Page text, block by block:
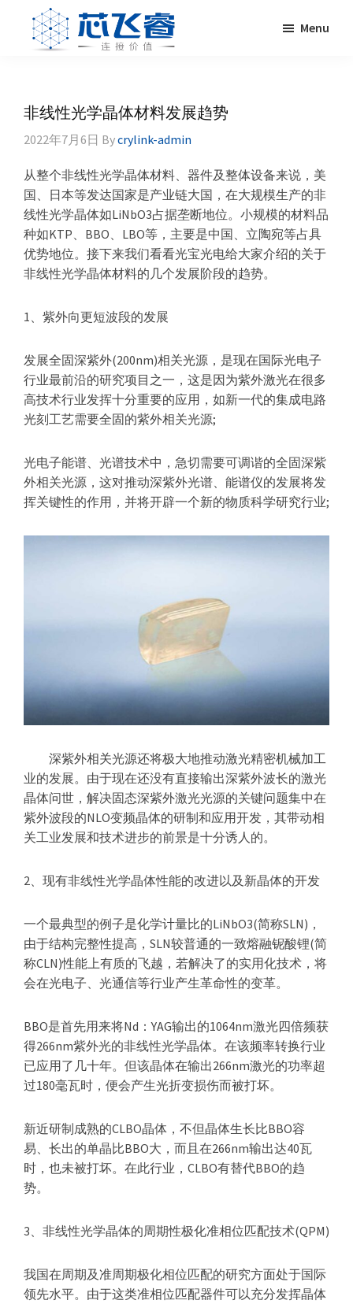
primary
primary
晶
体，
非
性
晶
体，
调
Q
晶
激
器
Menu
非线性光学晶体材料发展趋势
2022年7月6日 Bycrylink-admin
从整个非线性光学晶体材料、器件及整体设备来说，美
国、日本等发达国家是产业链大国，在大规模生产的非
线性光学晶体如LiNbO3占据垄断地位。小规模的材料品
种如KTP、BBO、LBO等，主要是中国、立陶宛等占具
优势地位。接下来我们看看光宝光电给大家介绍的关于
非线性光学晶体材料的几个发展阶段的趋势。
1、紫外向更短波段的发展
发展全固深紫外(200nm)相关光源，是现在国际光电子
行业最前沿的研究项目之一，这是因为紫外激光在很多
高技术行业发挥十分重要的应用，如新一代的集成电路
光刻工艺需要全固的紫外相关光源;
光电子能谱、光谱技术中，急切需要可调谐的全固深紫
外相关光源，这对推动深紫外光谱、能谱仪的发展将发
挥关键性的作用，并将开辟一个新的物质科学研究行业;
深紫外相关光源还将极大地推动激光精密机械加工
业的发展。由于现在还没有直接输出深紫外波长的激光
晶体问世，解决固态深紫外激光光源的关键问题集中在
紫外波段的NLO变频晶体的研制和应用开发，其带动相
关工业发展和技术进步的前景是十分诱人的。
2、现有非线性光学晶体性能的改进以及新晶体的开发
一个最典型的例子是化学计量比的LiNbO3(简称SLN)，
由于结构完整性提高，SLN较普通的一致熔融铌酸锂(简
称CLN)性能上有质的飞越，若解决了的实用化技术，将
会在光电子、光通信等行业产生革命性的变革。
BBO是首先用来将Nd：YAG输出的1064nm激光四倍频获
得266nm紫外光的非线性光学晶体。在该频率转换行业
已应用了几十年。但该晶体在输出266nm激光的功率超
过180毫瓦时，便会产生光折变损伤而被打坏。
新近研制成熟的CLBO晶体，不但晶体生长比BBO容
易、长出的单晶比BBO大，而且在266nm输出达40瓦
时，也未被打坏。在此行业，CLBO有替代BBO的趋
势。
3、非线性光学晶体的周期性极化准相位匹配技术(QPM)
我国在周期及准周期极化相位匹配的研究方面处于国际
领先水平。由于这类准相位匹配器件可以充分发挥晶体